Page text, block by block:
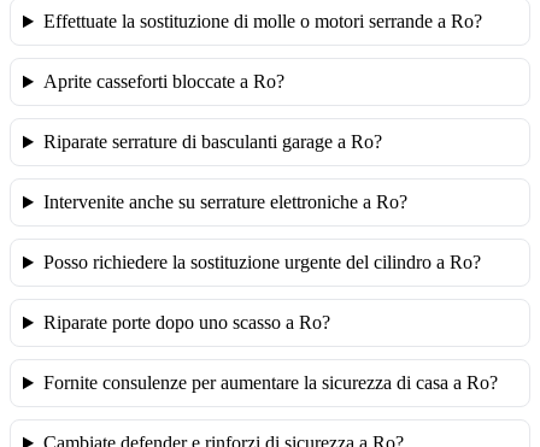
Effettuate la sostituzione di molle o motori serrande a Ro?
Aprite casseforti bloccate a Ro?
Riparate serrature di basculanti garage a Ro?
Intervenite anche su serrature elettroniche a Ro?
Posso richiedere la sostituzione urgente del cilindro a Ro?
Riparate porte dopo uno scasso a Ro?
Fornite consulenze per aumentare la sicurezza di casa a Ro?